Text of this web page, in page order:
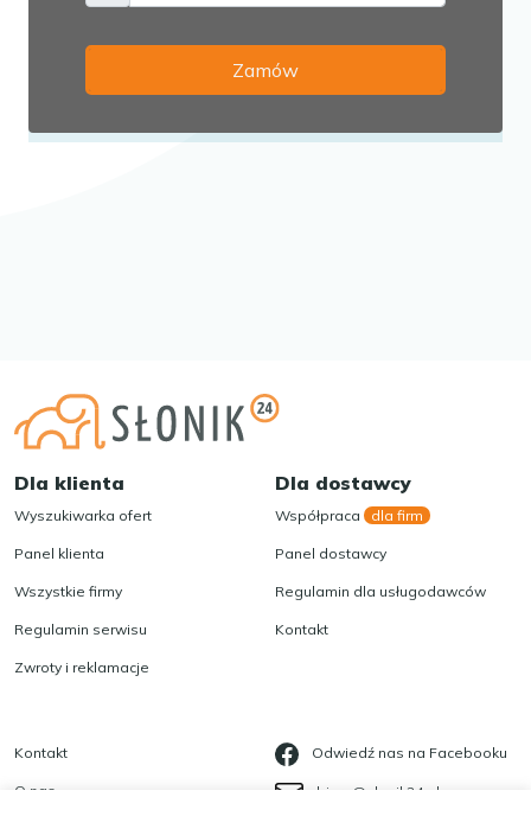
Dla klienta
Wyszukiwarka ofert
Panel klienta
Wszystkie firmy
Regulamin serwisu
Zwroty i reklamacje
Dla dostawcy
Współpraca dla firm
Panel dostawcy
Regulamin dla usługodawców
Kontakt
Kontakt
O nas
Odwiedź nas na Facebooku
biuro@slonik24.pl